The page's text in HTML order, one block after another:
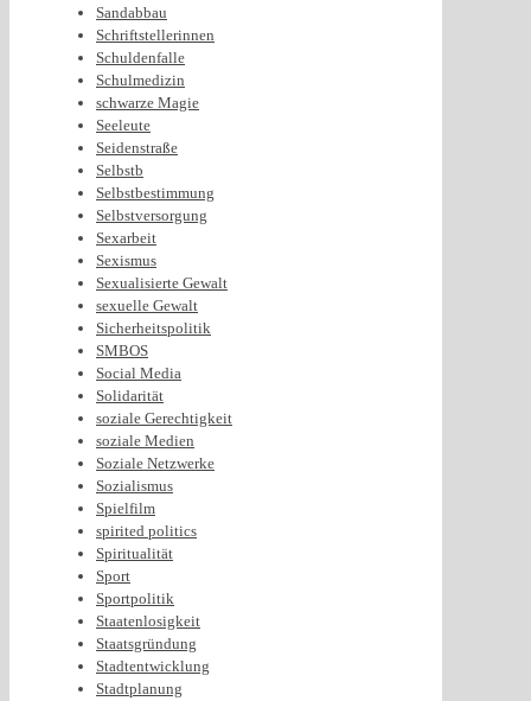
Sandabbau
Schriftstellerinnen
Schuldenfalle
Schulmedizin
schwarze Magie
Seeleute
Seidenstraße
Selbstb
Selbstbestimmung
Selbstversorgung
Sexarbeit
Sexismus
Sexualisierte Gewalt
sexuelle Gewalt
Sicherheitspolitik
SMBOS
Social Media
Solidarität
soziale Gerechtigkeit
soziale Medien
Soziale Netzwerke
Sozialismus
Spielfilm
spirited politics
Spiritualität
Sport
Sportpolitik
Staatenlosigkeit
Staatsgründung
Stadtentwicklung
Stadtplanung